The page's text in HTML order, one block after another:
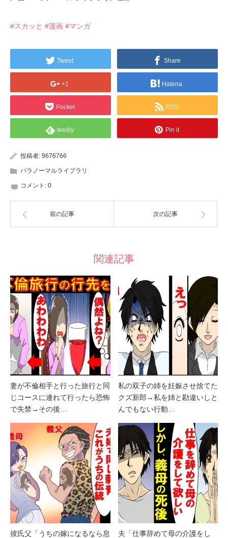
#スカッと #漫画 #マンガ
Tweet Share
+1 Hatena
Pocket RSS
feedly Pin it
投稿者: 9676766
パラノーマルライブラリ
コメント: 0
前の記事 次の記事
関連記事
妻が不倫相手と行った旅行と同
じコースに連れて行ったら恐怖
で失禁→その後…
私の双子の姉を妊娠させ捨てた
クズ新郎→私を姉と勘違いしと
んでもない行動…
彼氏父「うちの嫁になるなら息
夫「仕事辞めて母の介護をし